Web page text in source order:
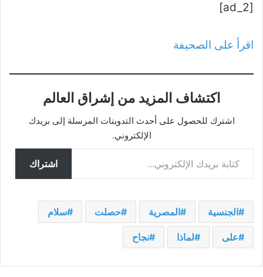
[ad_2]
اقرأ على الصحيفة
اكتشاف المزيد من إشراق العالم
اشترك للحصول على أحدث التدوينات المرسلة إلى بريدك
الإلكتروني.
كتابة بريدك الإلكتروني...
اشتراك
الجنسية المصرية حصلت سلام
على لماذا نجاح